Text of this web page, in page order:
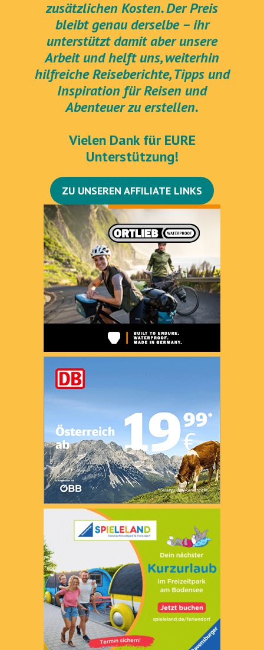
zusätzlichen Kosten. Der Preis
bleibt genau derselbe – ihr
unterstützt damit aber unsere
Arbeit und helft uns, weiterhin
hilfreiche Reiseberichte, Tipps und
Inspiration für Reisen und
Abenteuer zu erstellen.
Vielen Dank für EURE
Unterstützung!
ZU UNSEREN AFFILIATE LINKS